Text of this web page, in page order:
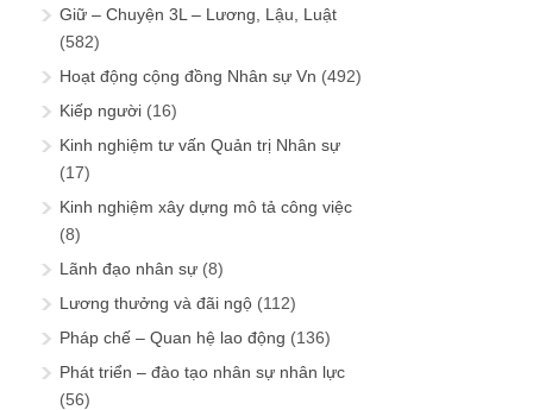
Giữ – Chuyện 3L – Lương, Lậu, Luật
(582)
Hoạt động cộng đồng Nhân sự Vn (492)
Kiếp người (16)
Kinh nghiệm tư vấn Quản trị Nhân sự
(17)
Kinh nghiệm xây dựng mô tả công việc
(8)
Lãnh đạo nhân sự (8)
Lương thưởng và đãi ngộ (112)
Pháp chế – Quan hệ lao động (136)
Phát triển – đào tạo nhân sự nhân lực
(56)